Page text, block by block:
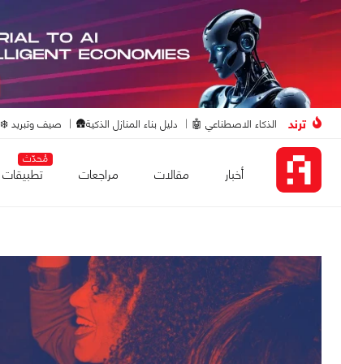
ترند الذكاء الاصطناعي 🤖 دليل بناء المنازل الذكية🛖 صيف وتبريد ❄️
أخبار مقالات مراجعات
مُحدّث
تطبيقات